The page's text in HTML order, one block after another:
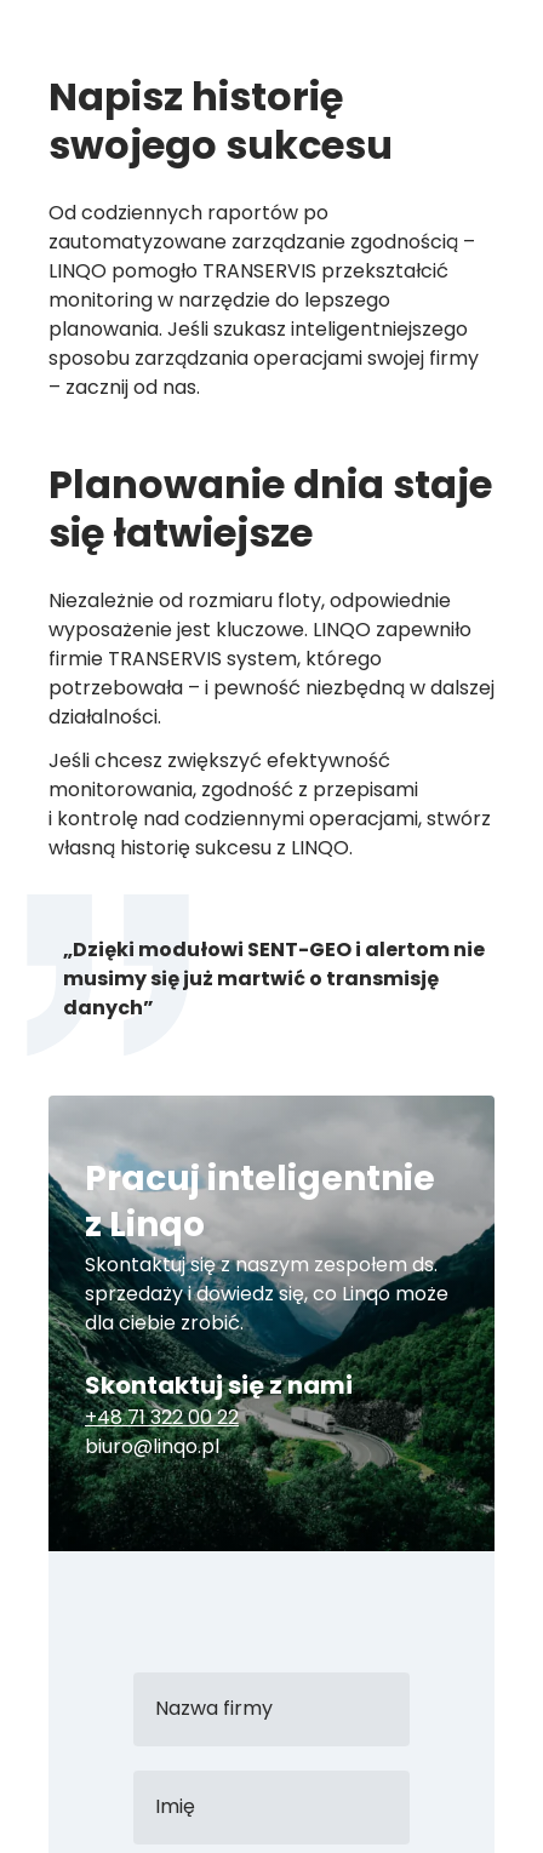
Napisz historię
swojego sukcesu
Od codziennych raportów po
zautomatyzowane zarządzanie zgodnością –
LINQO pomogło TRANSERVIS przekształcić
monitoring w narzędzie do lepszego
planowania. Jeśli szukasz inteligentniejszego
sposobu zarządzania operacjami swojej firmy
– zacznij od nas.
Planowanie dnia staje
się łatwiejsze
Niezależnie od rozmiaru floty, odpowiednie
wyposażenie jest kluczowe. LINQO zapewniło
firmie TRANSERVIS system, którego
potrzebowała – i pewność niezbędną w dalszej
działalności.
Jeśli chcesz zwiększyć efektywność
monitorowania, zgodność z przepisami
i kontrolę nad codziennymi operacjami, stwórz
własną historię sukcesu z LINQO.
„Dzięki modułowi SENT-GEO i alertom nie
musimy się już martwić o transmisję
danych”
Pracuj inteligentnie
z Linqo
Skontaktuj się z naszym zespołem ds.
sprzedaży i dowiedz się, co Linqo może
dla ciebie zrobić.
Skontaktuj się z nami
+48 71 322 00 22
biuro@linqo.pl
Nazwa firmy
Imię